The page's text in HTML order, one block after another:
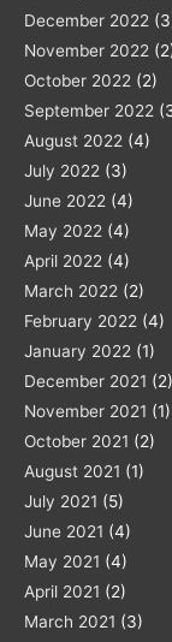
December 2022
November 2022
October 2022 (2)
September 2022
August 2022 (4)
July 2022 (3)
June 2022 (4)
May 2022 (4)
April 2022 (4)
March 2022 (2)
February 2022 (4)
January 2022 (1)
December 2021 (2)
November 2021 (1)
October 2021 (2)
August 2021 (1)
July 2021 (5)
June 2021 (4)
May 2021 (4)
April 2021 (2)
March 2021 (3)